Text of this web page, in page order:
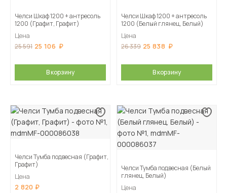
Челси Шкаф 1200 + антресоль
1200 (Графит, Графит)
Цена
25 591 25 106
В корзину
Челси Шкаф 1200 + антресоль
1200 (Белый глянец, Белый)
Цена
26 339 25 838
В корзину
Челси Тумба подвесная (Графит,
Графит)
Цена
2 820
Челси Тумба подвесная (Белый
глянец, Белый)
Цена